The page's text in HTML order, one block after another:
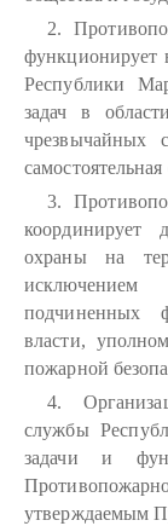
2.
функционирует
Республики
задач в
чрезвычайных
3.
координирует
охраны на
исключением
подчиненных
власти,
пожарной
4.
службы
задачи и
утверждаемым